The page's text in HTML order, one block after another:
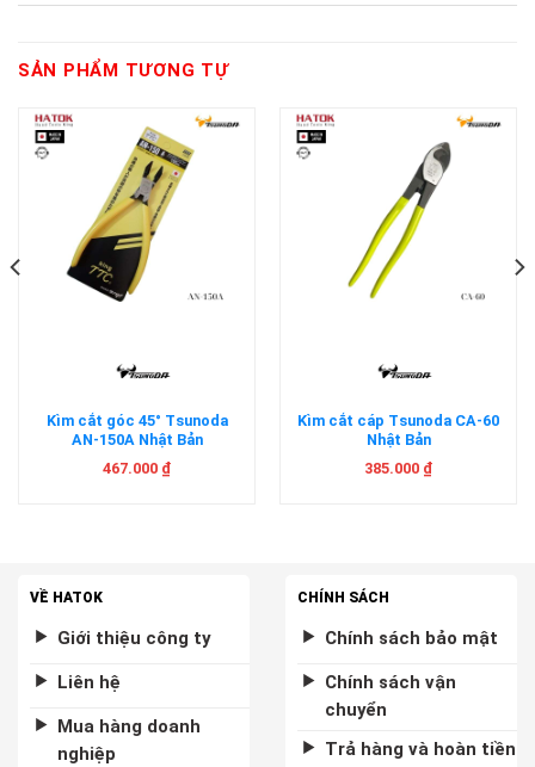
SẢN PHẨM TƯƠNG TỰ
Kìm cắt góc 45° Tsunoda
AN-150A Nhật Bản
467.000 ₫
Kìm cắt cáp Tsunoda CA-60
Nhật Bản
385.000 ₫
VỀ HATOK
Giới thiệu công ty
Liên hệ
Mua hàng doanh
nghiệp
CHÍNH SÁCH
Chính sách bảo mật
Chính sách vận
chuyển
Trả hàng và hoàn tiền